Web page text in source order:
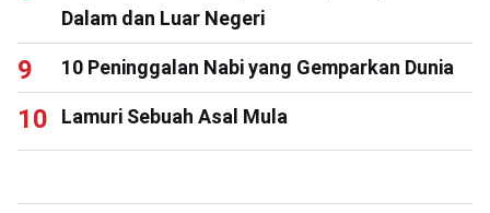
Dalam dan Luar Negeri
10 Peninggalan Nabi yang Gemparkan Dunia
Lamuri Sebuah Asal Mula